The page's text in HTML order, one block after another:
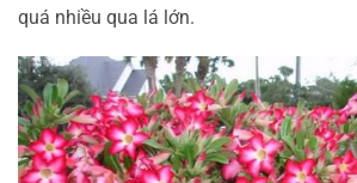
quá nhiều qua lá lớn.